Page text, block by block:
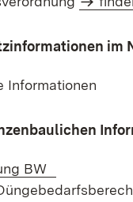
im
Informationen
BW